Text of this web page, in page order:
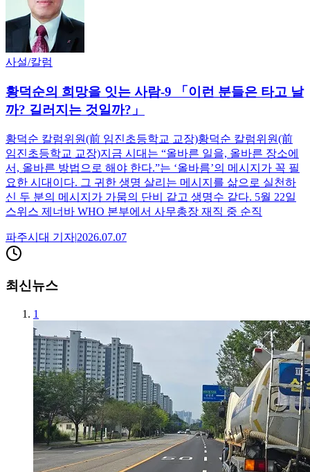
사설/칼럼
황덕순의 희망을 잇는 사람-9 「이런 분들은 타고 날
까? 길러지는 것일까?」
황덕순 칼럼위원(前 임진초등학교 교장)황덕순 칼럼위원(前
임진초등학교 교장)지금 시대는 “올바른 일을, 올바른 장소에
서, 올바른 방법으로 해야 한다.”는 ‘올바름’의 메시지가 꼭 필
요한 시대이다. 그 귀한 생명 살리는 메시지를 삶으로 실천하
신 두 분의 메시지가 가뭄의 단비 같고 생명수 같다. 5월 22일
스위스 제너바 WHO 본부에서 사무총장 재직 중 순직
파주시대 기자|2026.07.07
최신뉴스
1